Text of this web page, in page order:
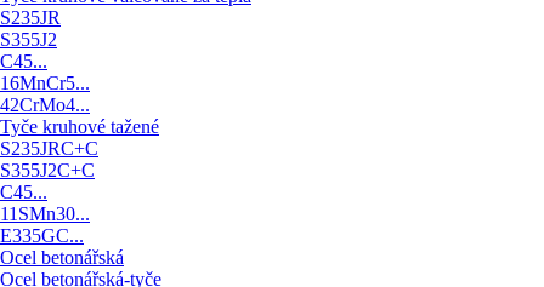
S235JR
S355J2
C45...
16MnCr5...
42CrMo4...
Tyče kruhové tažené
S235JRC+C
S355J2C+C
C45...
11SMn30...
E335GC...
Ocel betonářská
Ocel betonářská-tyče